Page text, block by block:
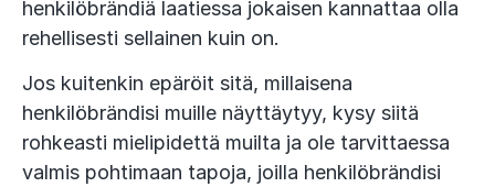
henkilöbrändiä laatiessa jokaisen kannattaa olla
rehellisesti sellainen kuin on.
Jos kuitenkin epäröit sitä, millaisena
henkilöbrändisi muille näyttäytyy, kysy siitä
rohkeasti mielipidettä muilta ja ole tarvittaessa
valmis pohtimaan tapoja, joilla henkilöbrändisi